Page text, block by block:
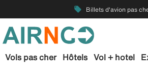
local_offer Billets d'avion pas
Vols pas cher Hôtels Vol + hotel